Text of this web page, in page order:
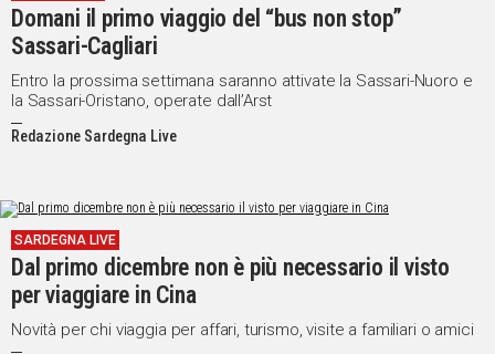
Domani il primo viaggio del “bus non stop”
Sassari-Cagliari
Entro la prossima settimana saranno attivate la Sassari-Nuoro e
la Sassari-Oristano, operate dall’Arst
Redazione Sardegna Live
SARDEGNA LIVE
Dal primo dicembre non è più necessario il visto
per viaggiare in Cina
Novità per chi viaggia per affari, turismo, visite a familiari o amici